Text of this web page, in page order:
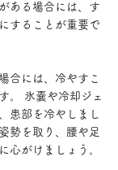
ある場合には、す
することが重要で
合には、冷やすこ
。 氷嚢や冷却ジェ
患部を冷やしまし
勢を取り、腰や足
心がけましょう。